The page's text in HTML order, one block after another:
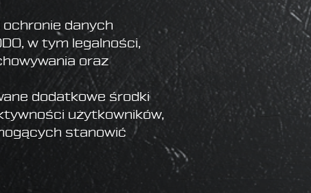
ochronie danych
w tym legalności,
oraz
dodatkowe środki
użytkowników,
stanowić